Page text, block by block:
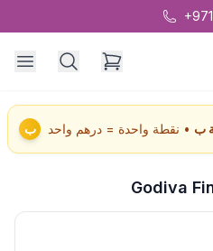
ب • نقطة واحدة = درهم واحد ب
Godiva